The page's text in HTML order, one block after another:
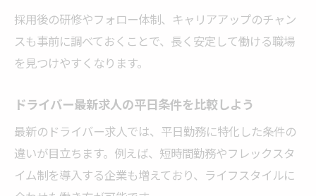
採用後の研修やフォロー体制、キャリアアップのチャン
スも事前に調べておくことで、長く安定して働ける職場
を見つけやすくなります。
ドライバー最新求人の平日条件を比較しよう
最新のドライバー求人では、平日勤務に特化した条件の
違いが目立ちます。例えば、短時間勤務やフレックスタ
イム制を導入する企業も増えており、ライフスタイルに